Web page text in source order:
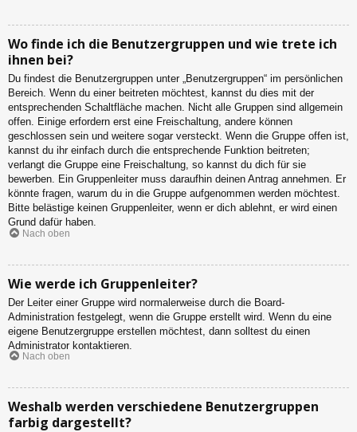
Wo finde ich die Benutzergruppen und wie trete ich
ihnen bei?
Du findest die Benutzergruppen unter „Benutzergruppen“ im persönlichen
Bereich. Wenn du einer beitreten möchtest, kannst du dies mit der
entsprechenden Schaltfläche machen. Nicht alle Gruppen sind allgemein
offen. Einige erfordern erst eine Freischaltung, andere können
geschlossen sein und weitere sogar versteckt. Wenn die Gruppe offen ist,
kannst du ihr einfach durch die entsprechende Funktion beitreten;
verlangt die Gruppe eine Freischaltung, so kannst du dich für sie
bewerben. Ein Gruppenleiter muss daraufhin deinen Antrag annehmen. Er
könnte fragen, warum du in die Gruppe aufgenommen werden möchtest.
Bitte belästige keinen Gruppenleiter, wenn er dich ablehnt, er wird einen
Grund dafür haben.
Nach oben
Wie werde ich Gruppenleiter?
Der Leiter einer Gruppe wird normalerweise durch die Board-
Administration festgelegt, wenn die Gruppe erstellt wird. Wenn du eine
eigene Benutzergruppe erstellen möchtest, dann solltest du einen
Administrator kontaktieren.
Nach oben
Weshalb werden verschiedene Benutzergruppen
farbig dargestellt?